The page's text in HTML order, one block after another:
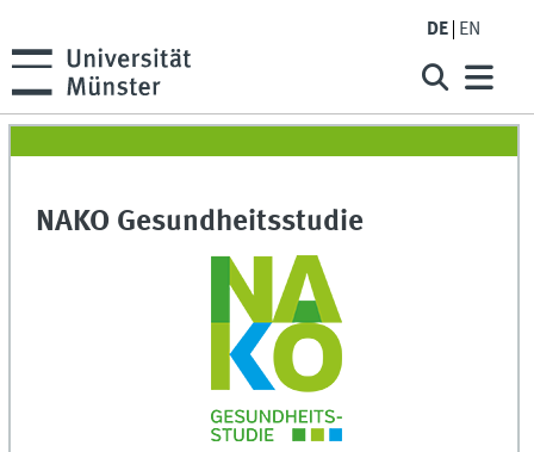
DE EN
NAKO Gesundheitsstudie